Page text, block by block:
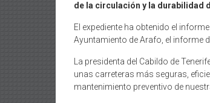
de la circulación y la durabilidad
El expediente ha obtenido el
Ayuntamiento de Arafo, el informe
La presidenta del Cabildo de
unas carreteras más seguras,
mantenimiento preventivo de